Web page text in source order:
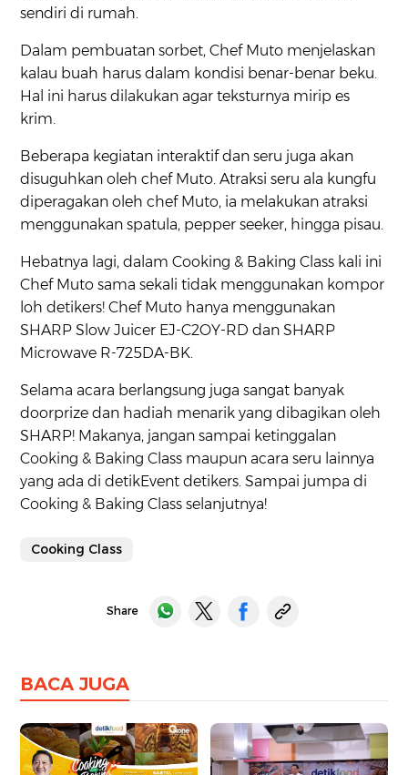
sendiri di rumah.
Dalam pembuatan sorbet, Chef Muto menjelaskan
kalau buah harus dalam kondisi benar-benar beku.
Hal ini harus dilakukan agar teksturnya mirip es
krim.
Beberapa kegiatan interaktif dan seru juga akan
disuguhkan oleh chef Muto. Atraksi seru ala kungfu
diperagakan oleh chef Muto, ia melakukan atraksi
menggunakan spatula, pepper seeker, hingga pisau.
Hebatnya lagi, dalam Cooking & Baking Class kali ini
Chef Muto sama sekali tidak menggunakan kompor
loh detikers! Chef Muto hanya menggunakan
SHARP Slow Juicer EJ-C2OY-RD dan SHARP
Microwave R-725DA-BK.
Selama acara berlangsung juga sangat banyak
doorprize dan hadiah menarik yang dibagikan oleh
SHARP! Makanya, jangan sampai ketinggalan
Cooking & Baking Class maupun acara seru lainnya
yang ada di detikEvent detikers. Sampai jumpa di
Cooking & Baking Class selanjutnya!
Cooking Class
Share
BACA JUGA